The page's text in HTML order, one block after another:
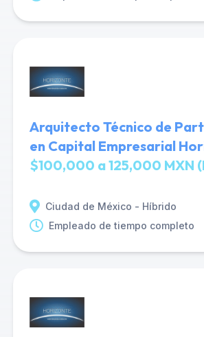
Arquitecto Técnico de
en Capital Empresarial
$100,000 a 125,000 MXN
Ciudad de México - Híbrido
Empleado de tiempo completo